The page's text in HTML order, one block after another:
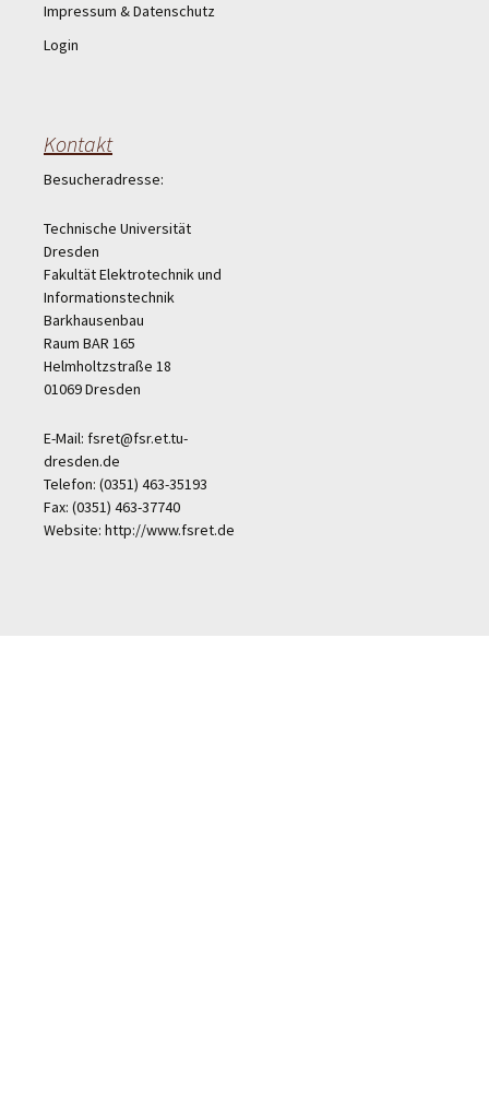
Impressum & Datenschutz
Login
Kontakt
Besucheradresse:
Technische Universität
Dresden
Fakultät Elektrotechnik und
Informationstechnik
Barkhausenbau
Raum BAR 165
Helmholtzstraße 18
01069 Dresden
E-Mail: fsret@fsr.et.tu-
dresden.de
Telefon: (0351) 463-35193
Fax: (0351) 463-37740
Website: http://www.fsret.de